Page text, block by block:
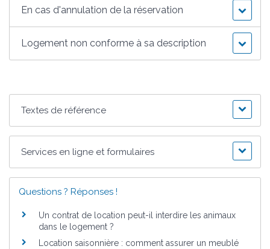
En cas d'annulation de la réservation
Logement non conforme à sa description
Textes de référence
Services en ligne et formulaires
Questions ? Réponses !
Un contrat de location peut-il interdire les animaux
dans le logement ?
Location saisonnière : comment assurer un meublé